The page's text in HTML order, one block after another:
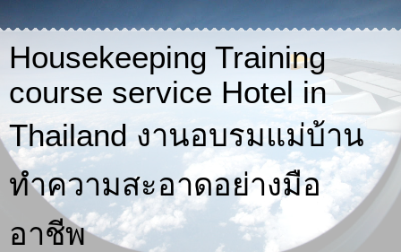
Housekeeping Training
course service Hotel in
Thailand งานอบรมแม่บ้าน
ทำความสะอาดอย่างมือ
อาชีพ